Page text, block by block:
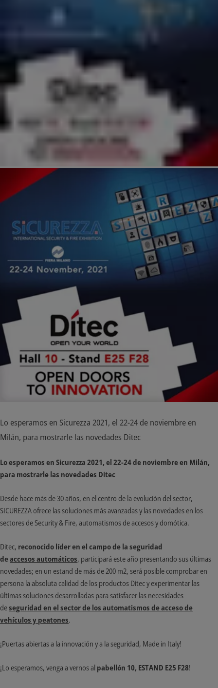
Lo esperamos en Sicurezza 2021, el 22-24 de noviembre en
Milán, para mostrarle las novedades Ditec
Lo esperamos en Sicurezza 2021, el 22-24 de noviembre en Milán,
para mostrarle las novedades Ditec
Desde hace más de 30 años, en el centro de la evolución del sector,
SICUREZZA ofrece las soluciones más avanzadas y las novedades en los
sectores de Security & Fire, automatismos de accesos y domótica.
Ditec, reconocido líder en el campo de la seguridad
deaccesos automáticos, participará este año presentando sus últimas
novedades; en un estand de más de 200 m2, será posible comprobar en
persona la absoluta calidad de los productos Ditec y experimentar las
últimas soluciones desarrolladas para satisfacer las necesidades
deseguridad en el sector de los automatismos de acceso de
vehículos y peatones.
¡Puertas abiertas a la innovación y a la seguridad, Made in Italy!
¡Lo esperamos, venga a vernos al pabellón 10, ESTAND E25 F28!